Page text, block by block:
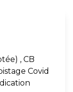
, CB
Covid